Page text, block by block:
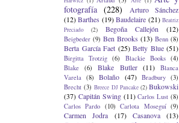
fotografía (228)
Arturo Sánchez
(12) Barthes (19) Baudelaire (21) Beatriz
Preciado
(2) Begoña Callejón (12)
Beigbeder (9) Ben Brooks (13) Benn (8)
Berta García Faet (25) Betty Blue (51)
Birgitta Trotzig (6) Blackie Books (4)
Blake
(6) Blake Butler (11)
Blanca
Varela
(8) Bolaño (47) Bradbury (3)
Brecht (3) Breece DJ Pancake (2) Bukowski
(37) Capitán Swing (11) Carlos Lust (8)
Carlos Pardo (10) Carlota Moseguí (9)
Carmen Jodra (17) Casanova
(13)